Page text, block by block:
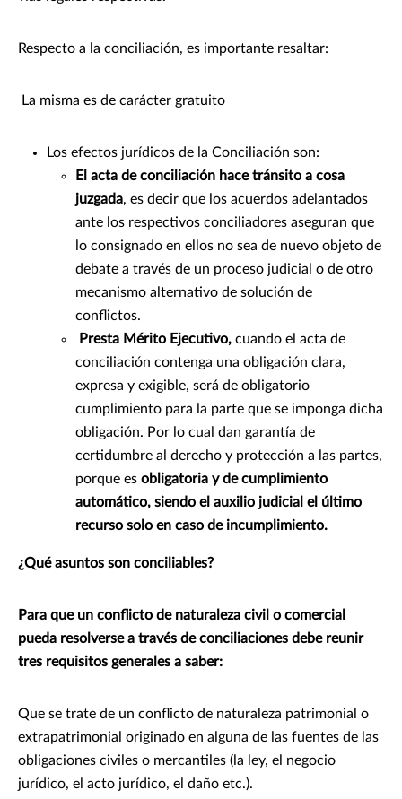
Respecto a la conciliación, es importante resaltar:
La misma es de carácter gratuito
Los efectos jurídicos de la Conciliación son: ​
El acta de conciliación hace tránsito a cosa
juzgada, es decir que los acuerdos adelantados
ante los respectivos conciliadores aseguran que
lo consignado en ellos no sea de nuevo objeto de
debate a través de un proceso judicial o de otro
mecanismo alternativo de solución de
conflictos.
Presta Mérito Ejecutivo, cuando el acta de
conciliación contenga una obligación clara,
expresa y exigible, será de obligatorio
cumplimiento para la parte que se imponga dicha
obligación. Por lo cual dan garantía de
certidumbre al derecho y protección a las partes,
porque es obligatoria y de cumplimiento
automático, siendo el auxilio judicial el último
recurso solo en caso de incumplimiento.
¿Qué asuntos son conciliables?
Para que un conflicto de naturaleza civil o comercial
pueda resolverse a través de conciliaciones debe reunir
tres requisitos generales a saber:
Que se trate de un conflicto de naturaleza patrimonial o
extrapatrimonial originado en alguna de las fuentes de las
obligaciones civiles o mercantiles (la ley, el negocio
jurídico, el acto jurídico, el daño etc.).